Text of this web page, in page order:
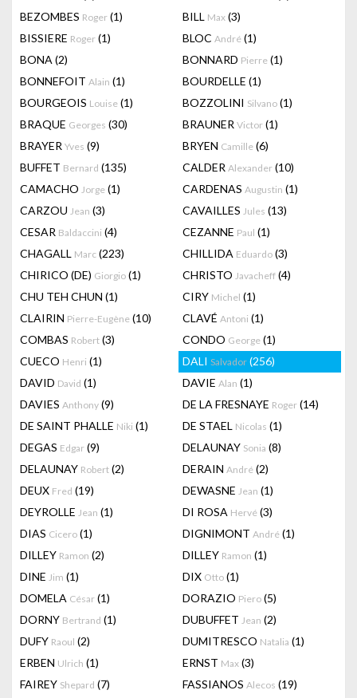
BEZOMBES Roger (1) BILL Max (3)
BISSIERE Roger (1) BLOC André (1)
BONA (2) BONNARD Pierre (1)
BONNEFOIT Alain (1) BOURDELLE (1)
BOURGEOIS Louise (1) BOZZOLINI Silvano (1)
BRAQUE Georges (30) BRAUNER Victor (1)
BRAYER Yves (9) BRYEN Camille (6)
BUFFET Bernard (135) CALDER Alexander (10)
CAMACHO Jorge (1) CARDENAS Augustin (1)
CARZOU Jean (3) CAVAILLES Jules (13)
CESAR Baldaccini (4) CEZANNE Paul (1)
CHAGALL Marc (223) CHILLIDA Eduardo (3)
CHIRICO (DE) Giorgio (1) CHRISTO Javacheff (4)
CHU TEH CHUN (1) CIRY Michel (1)
CLAIRIN Pierre-Eugène (10) CLAVÉ Antoni (1)
COMBAS Robert (3) CONDO George (1)
CUECO Henri (1) DALI Salvador (256)
DAVID David (1) DAVIE Alan (1)
DAVIES Anthony (9) DE LA FRESNAYE Roger (14)
DE SAINT PHALLE Niki (1) DE STAEL Nicolas (1)
DEGAS Edgar (9) DELAUNAY Sonia (8)
DELAUNAY Robert (2) DERAIN André (2)
DEUX Fred (19) DEWASNE Jean (1)
DEYROLLE Jean (1) DI ROSA Hervé (3)
DIAS Cicero (1) DIGNIMONT André (1)
DILLEY Ramon (2) DILLEY Ramon (1)
DINE Jim (1) DIX Otto (1)
DOMELA César (1) DORAZIO Piero (5)
DORNY Bertrand (1) DUBUFFET Jean (2)
DUFY Raoul (2) DUMITRESCO Natalia (1)
ERBEN Ulrich (1) ERNST Max (3)
FAIREY Shepard (7) FASSIANOS Alecos (19)